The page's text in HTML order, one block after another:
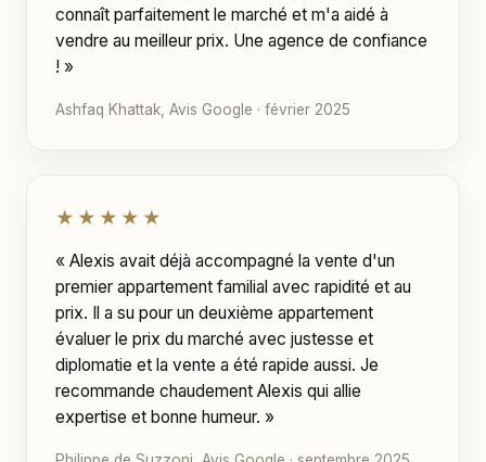
connaît parfaitement le marché et m'a aidé à
vendre au meilleur prix. Une agence de confiance
! »
Ashfaq Khattak, Avis Google · février 2025
★★★★★
« Alexis avait déjà accompagné la vente d'un
premier appartement familial avec rapidité et au
prix. Il a su pour un deuxième appartement
évaluer le prix du marché avec justesse et
diplomatie et la vente a été rapide aussi. Je
recommande chaudement Alexis qui allie
expertise et bonne humeur. »